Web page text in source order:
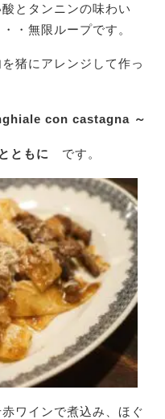
とタンニンの味わい
・無限ループです。
猪にアレンジして作っ
con castagna ～
ともに です。
ワインで煮込み、ほぐ